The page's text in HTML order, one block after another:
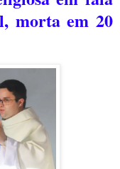
morta em 20